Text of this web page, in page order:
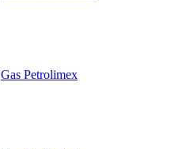
Gas Petrolimex